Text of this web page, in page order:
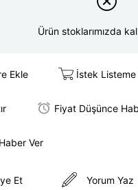
Ürün stoklarımızda
Ekle İstek Listeme
Fiyat Düşünce
Ver
Et Yorum Yaz